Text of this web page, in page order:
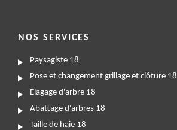
NOS SERVICES
Paysagiste 18
Pose et changement grillage et clôture 18
Elagage d'arbre 18
Abattage d'arbres 18
Taille de haie 18